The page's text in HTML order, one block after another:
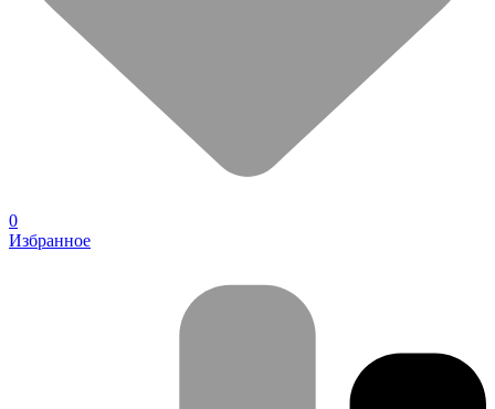
0
Избранное